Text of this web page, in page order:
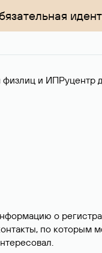
физлиц и ИПРуцентр
о
по которым